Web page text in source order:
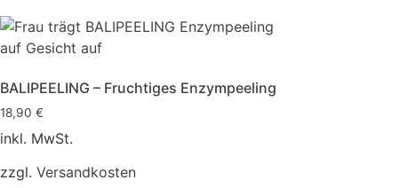
BALIPEELING – Fruchtiges Enzympeeling
18,90 €
inkl. MwSt.
zzgl. Versandkosten